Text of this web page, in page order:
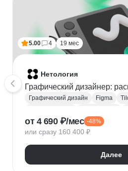
5.00 4 19 мес
Нетология
Графический дизайнер:
Графический дизайн Figma
Иллюстрация
Скетчинг
Adobe Animate
Cinema 4D
Дизайн логотипов
Дизайн
Бренд-дизайн
от 4 690 ₽/мес -48%
или сразу 160 400 ₽
Далее